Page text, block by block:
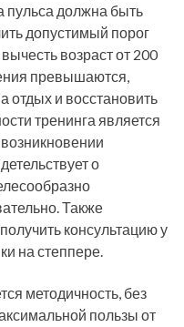
пульса должна быть
допустимый порог
возраст от 200
превышаются,
отдых и восстановить
тренинга является
о
Также
консультацию у
на степпере.
методичность, без
пользы от